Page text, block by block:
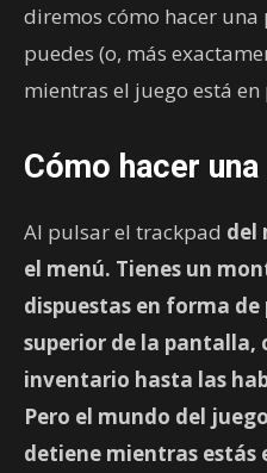
diremos cómo hacer una
puedes (o, más
mientras el juego está en
Cómo hacer
Al pulsar el trackpad del
el menú. Tienes un
dispuestas en forma
superior de la pantalla,
inventario hasta las
Pero el mundo del
detiene mientras estás